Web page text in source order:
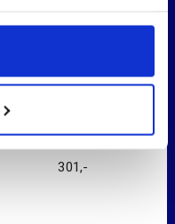
STIKKSAGBLADER BOSCH
301,-